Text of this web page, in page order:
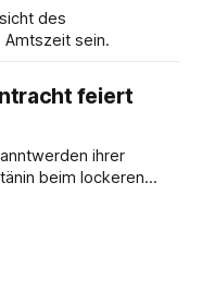
des
Amtszeit sein.
feiert
ihrer
beim lockeren